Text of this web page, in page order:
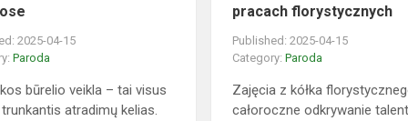
2025-04-15
Paroda
būrelio veikla – tai visus
atradimų kelias.
pracach florystycznych
Published: 2025-04-15
Category:Paroda
Zajęcia z kółka
całoroczne odkrywanie